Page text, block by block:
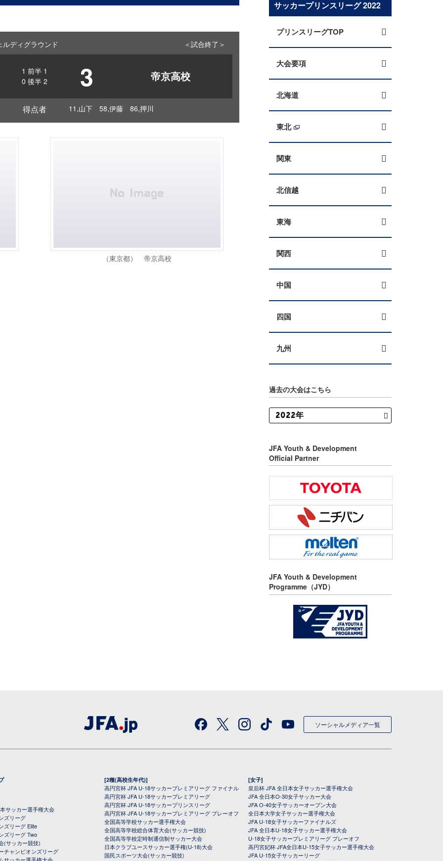
ディグラウンド ＜試合終了＞
1 前半 1
0 後半 2 3 帝京高校
得点者 11,山下 58,伊藤 86,押川
（東京都） 帝京高校
サッカープリンスリーグ 2022
プリンスリーグTOP
大会要項
北海道
東北
関東
北信越
東海
関西
中国
四国
九州
過去の大会はこちら
JFA Youth & Development
Official Partner
JFA Youth & Development
Programme（JYD）
ソーシャルメディア一覧
サッカー選手権大会
ズリーグ
ズリーグ Elite
ズリーグ Two
(サッカー競技)
チャンピオンズリーグ
[2種(高校生年代)]
高円宮杯 JFA U-18サッカープレミアリーグ ファイナル
高円宮杯 JFA U-18サッカープレミアリーグ
高円宮杯 JFA U-18サッカープリンスリーグ
高円宮杯 JFA U-18サッカープレミアリーグ プレーオフ
全国高等学校サッカー選手権大会
全国高等学校総合体育大会(サッカー競技)
全国高等学校定時制通信制サッカー大会
日本クラブユースサッカー選手権(U-18)大会
国民スポーツ大会(サッカー競技)
[女子]
皇后杯 JFA 全日本女子サッカー選手権大会
JFA 全日本O-30女子サッカー大会
JFA O-40女子サッカーオープン大会
全日本大学女子サッカー選手権大会
JFA U-18女子サッカーファイナルズ
JFA 全日本U-18女子サッカー選手権大会
U-18女子サッカープレミアリーグ プレーオフ
高円宮妃杯 JFA全日本U-15女子サッカー選手権大会
JFA U-15女子サッカーリーグ